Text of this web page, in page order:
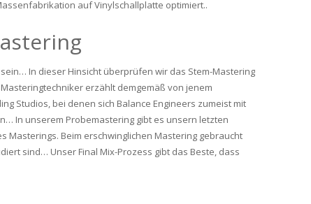
auf Vinylschallplatte optimiert..
In dieser Hinsicht überprüfen wir das Stem-Mastering
erzählt demgemäß von jenem
Studios, bei denen sich Balance Engineers zumeist mit
In unserem Probemastering gibt es unsern letzten
Masterings. Beim erschwinglichen Mastering gebraucht
sind… Unser Final Mix-Prozess gibt das Beste, dass